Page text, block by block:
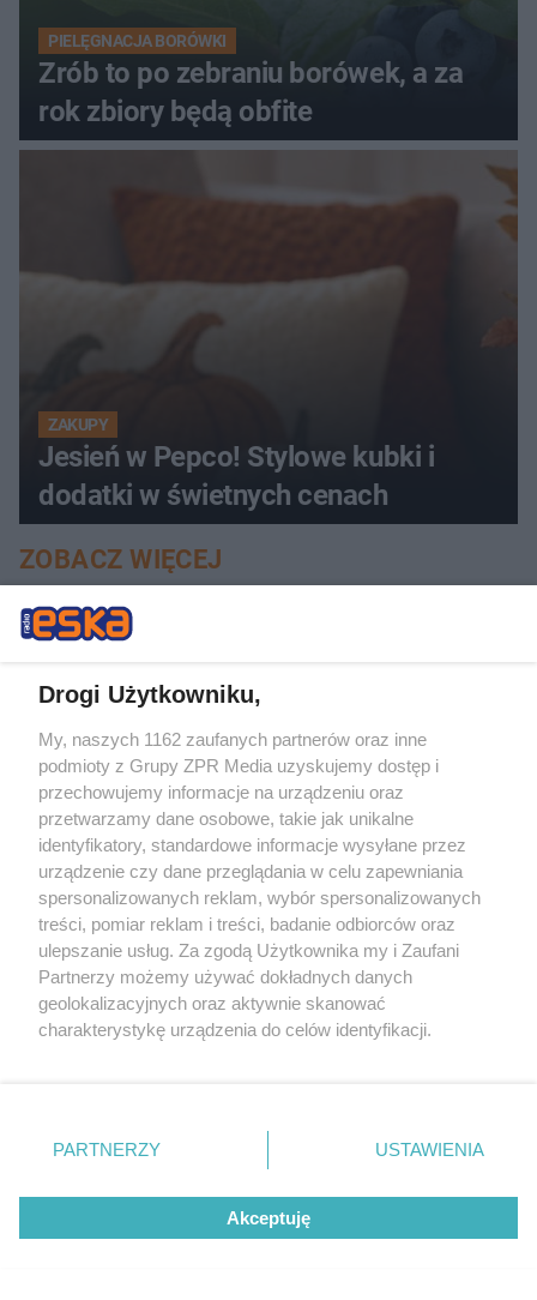
PIELĘGNACJA BORÓWKI
Zrób to po zebraniu borówek, a za
rok zbiory będą obfite
ZAKUPY
Jesień w Pepco! Stylowe kubki i
dodatki w świetnych cenach
ZOBACZ WIĘCEJ
Drogi Użytkowniku,
My, naszych 1162 zaufanych partnerów oraz inne
podmioty z Grupy ZPR Media uzyskujemy dostęp i
przechowujemy informacje na urządzeniu oraz
przetwarzamy dane osobowe, takie jak unikalne
identyfikatory, standardowe informacje wysyłane przez
urządzenie czy dane przeglądania w celu zapewniania
spersonalizowanych reklam, wybór spersonalizowanych
treści, pomiar reklam i treści, badanie odbiorców oraz
ulepszanie usług. Za zgodą Użytkownika my i Zaufani
Partnerzy możemy używać dokładnych danych
geolokalizacyjnych oraz aktywnie skanować
charakterystykę urządzenia do celów identyfikacji.
zmienić/wycofać klikając przycisk ustawień prywatności
znajdujący się w lewym dolnym rogu strony
rodzaje przetwarzania danych nie wymagają zgody
użytkownika, ale masz prawo sprzeciwić się takiemu
przetwarzaniu. Preferencje będą miały zastosowanie tylko
PARTNERZY USTAWIENIA
Akceptuję